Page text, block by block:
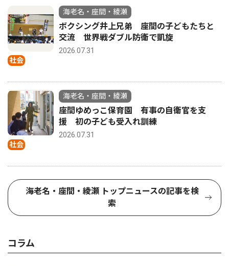
社会
海老名・座間・綾瀬
ボクシング井上兄弟 座間の子どもたちと
交流 世界戦ダブル防衛で凱旋
2026.07.31
社会
海老名・座間・綾瀬
座間ゆめっこ保育園 有事の自衛官を支
援 初の子ども受入れ訓練
2026.07.31
海老名・座間・綾瀬 トップニュースの記事を検
索
コラム